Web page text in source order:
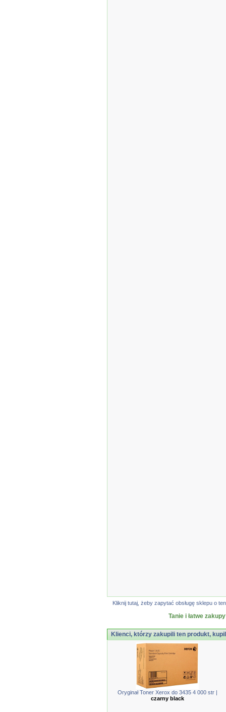
Kliknij tutaj, żeby zapytać obsługę sklepu o
Tanie i łatwe
Klienci, którzy zakupili ten produkt,
Oryginał Toner Xerox do 3435 4 000 str |
czarny black